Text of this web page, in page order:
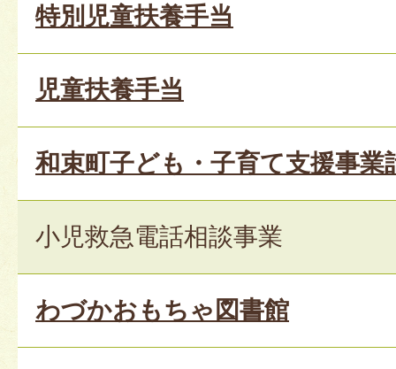
特別児童扶養手当
児童扶養手当
和束町子ども・子育て支援事業
小児救急電話相談事業
わづかおもちゃ図書館